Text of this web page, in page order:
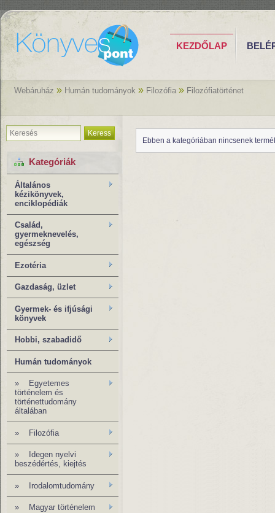
KEZDŐLAP
Webáruház » Humán tudományok » Filozófia » Filozófiatörténet
Keress
Kategóriák
Általános
kézikönyvek,
enciklopédiák
Család,
gyermeknevelés,
egészség
Ezotéria
Gazdaság, üzlet
Gyermek- és ifjúsági
könyvek
Hobbi, szabadidő
Humán tudományok
»
Egyetemes
történelem és
történettudomány
általában
» Filozófia
» Idegen nyelvi
beszédértés, kiejtés
» Irodalomtudomány
» Magyar történelem
Ebben a kategóriában nincsenek